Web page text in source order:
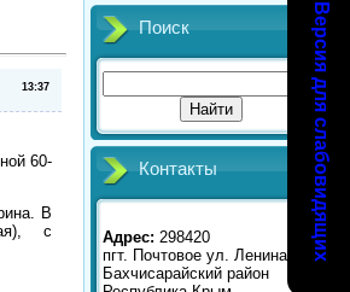
Версия для слабовидящих
13:37
60-
В
с
Поиск
Контакты
Адрес: 298420
пгт. Почтовое ул. Ленина 2
Бахчисарайский район